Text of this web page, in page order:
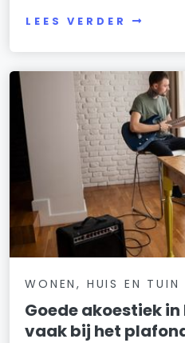
LEES VERDER
WONEN, HUIS EN TUIN
Goede akoestiek
vaak bij het